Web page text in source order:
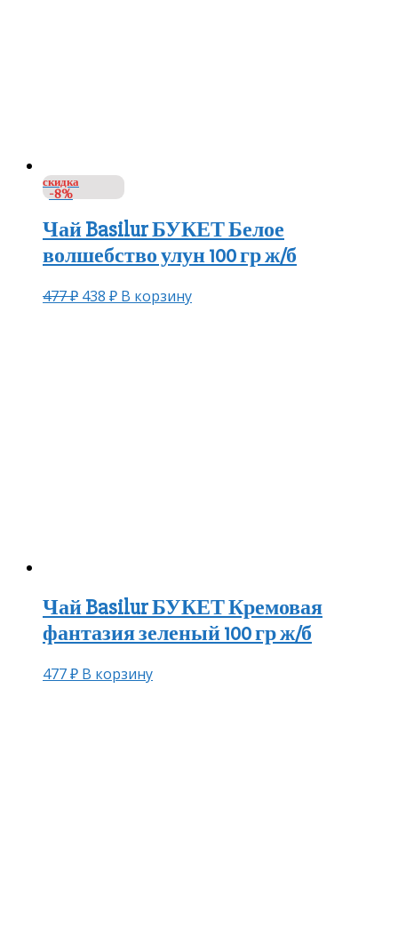
скидка
-8%
Чай Basilur БУКЕТ Белое
волшебство улун 100 гр ж/б
477₽ 438 ₽ В корзину
Чай Basilur БУКЕТ Кремовая
фантазия зеленый 100 гр ж/б
477₽ В корзину